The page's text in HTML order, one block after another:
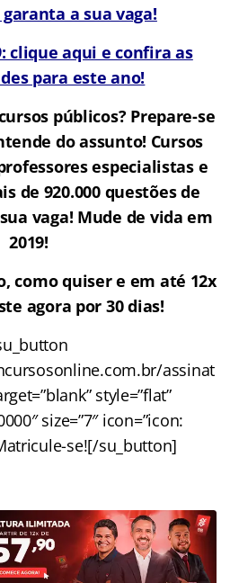
a sua vaga!
clique aqui e confira as
para este ano!
públicos? Prepare-se
do assunto! Cursos
especialistas e
de 920.000 questões de
vaga! Mude de vida em
2019!
como quiser e em até 12x
agora por 30 dias!
assinat
style=”flat”
size=”7″ icon=”icon:
se![/su_button]